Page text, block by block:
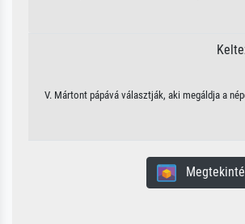
V. Mártont pápává választják, aki megáldja a